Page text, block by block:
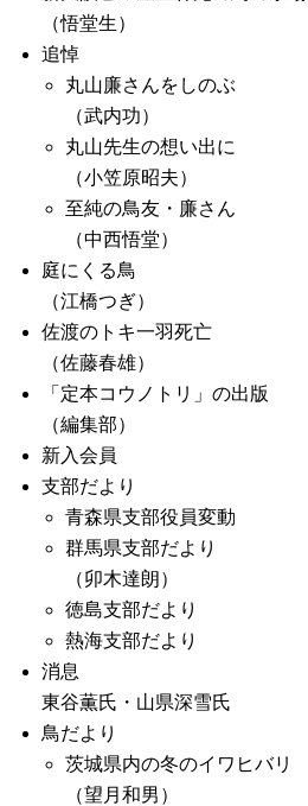
（悟堂生）
追悼
丸山廉さんをしのぶ
（武内功）
丸山先生の想い出に
（小笠原昭夫）
至純の鳥友・廉さん
（中西悟堂）
庭にくる鳥
（江橋つぎ）
佐渡のトキ一羽死亡
（佐藤春雄）
「定本コウノトリ」の出版
（編集部）
新入会員
支部だより
青森県支部役員変動
群馬県支部だより
（卯木達朗）
徳島支部だより
熱海支部だより
消息
東谷薫氏・山県深雪氏
鳥だより
茨城県内の冬のイワヒバリ
（望月和男）